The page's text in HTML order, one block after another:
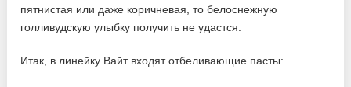
пятнистая или даже коричневая, то белоснежную
голливудскую улыбку получить не удастся.
Итак, в линейку Вайт входят отбеливающие пасты: